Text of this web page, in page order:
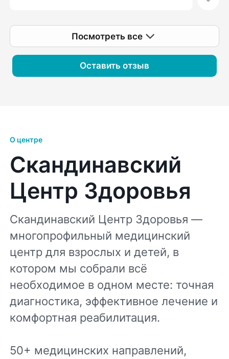
Оставить отзыв
Посмотреть все
О центре
Скандинавский
Центр Здоровья
Скандинавский Центр Здоровья —
многопрофильный медицинский
центр для взрослых и детей, в
котором мы собрали всё
необходимое в одном месте: точная
диагностика, эффективное лечение и
комфортная реабилитация.
50+ медицинских направлений,